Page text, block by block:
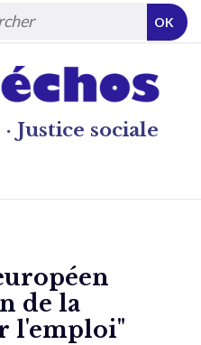
Justice sociale
OK
de la
l'emploi"